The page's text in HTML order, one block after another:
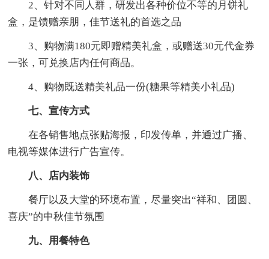
2、针对不同人群，研发出各种价位不等的月饼礼
盒，是馈赠亲朋，佳节送礼的首选之品
3、购物满180元即赠精美礼盒，或赠送30元代金券
一张，可兑换店内任何商品。
4、购物既送精美礼品一份(糖果等精美小礼品)
七、宣传方式
在各销售地点张贴海报，印发传单，并通过广播、
电视等媒体进行广告宣传。
八、店内装饰
餐厅以及大堂的环境布置，尽量突出“祥和、团圆、
喜庆”的中秋佳节氛围
九、用餐特色